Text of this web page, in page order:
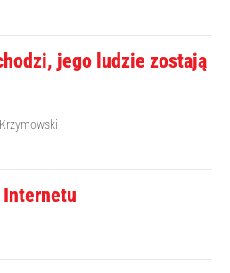
jego ludzie zostają
Internetu